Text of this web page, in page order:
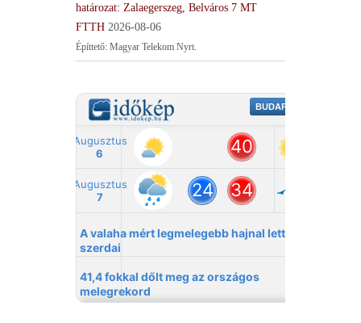
határozat: Zalaegerszeg, Belváros 7 MT
FTTH 2026-08-06
Építtető: Magyar Telekom Nyrt.